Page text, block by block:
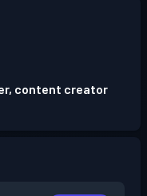
content creator